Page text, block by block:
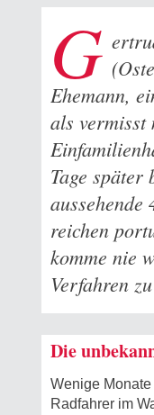
G
Ehemann,
als vermisst
Tage
reichen
komme nie
Verfahren
Die
Wenige
Radfahrer im